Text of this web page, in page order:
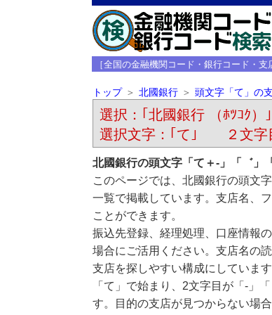
［全国の金融機関コード・銀行コード・
トップ 北國銀行 頭文字「て」の
選択：｢北國銀行 （ﾎﾂｺｸ
選択文字：｢て｣ ２文字
北國銀行の頭文字「て＋-」「゛」
このページでは、北國銀行の頭文
一覧で掲載しています。支店名、
ことができます。
振込先登録、経理処理、口座情報
場合にご活用ください。支店名の
支店を探しやすい構成にしています
「て」で始まり、2文字目が「-」
す。目的の支店が見つからない場